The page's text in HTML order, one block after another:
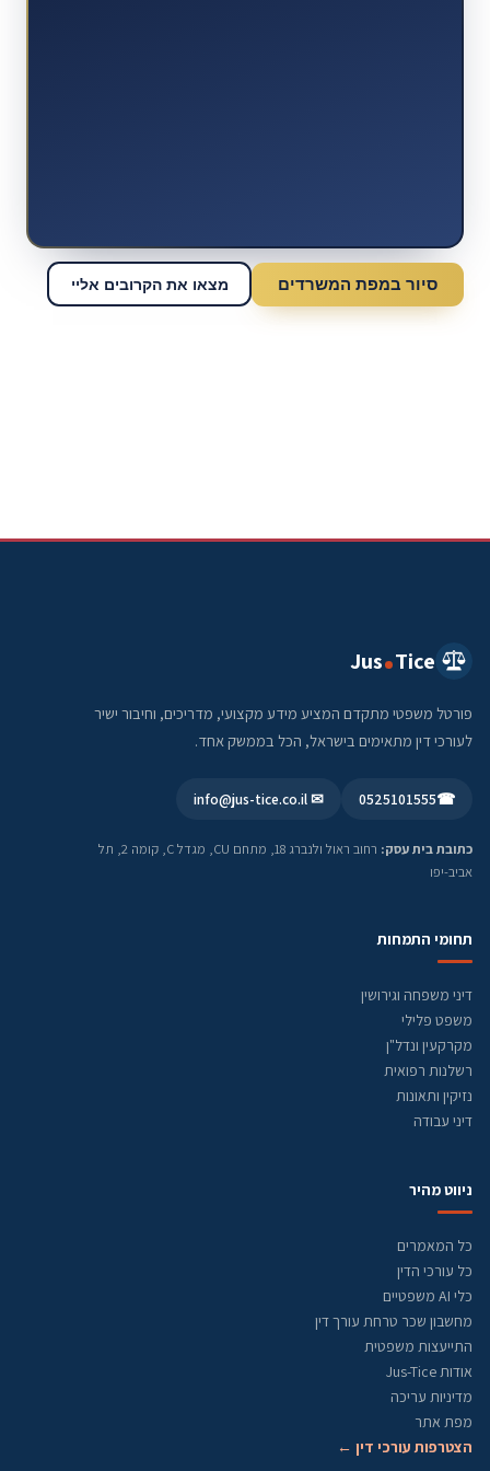
סיור במפת המשרדים מצאו את הקרובים אליי
Jus Tice
פורטל משפטי מתקדם המציע מידע מקצועי, מדריכים, וחיבור ישיר
לעורכי דין מתאימים בישראל, הכל בממשק אחד.
☎
0525101555
✉ info@jus-tice.co.il
כתובת בית עסק:
רחוב ראול ולנברג 18, מתחם CU, מגדל C, קומה 2, תל
אביב-יפו
תחומי התמחות
דיני משפחה וגירושין
משפט פלילי
מקרקעין ונדל"ן
רשלנות רפואית
נזיקין ותאונות
דיני עבודה
ניווט מהיר
כל המאמרים
כל עורכי הדין
כלי AI משפטיים
מחשבון שכר טרחת עורך דין
התייעצות משפטית
אודות Jus-Tice
מדיניות עריכה
מפת אתר
הצטרפות עורכי דין ←